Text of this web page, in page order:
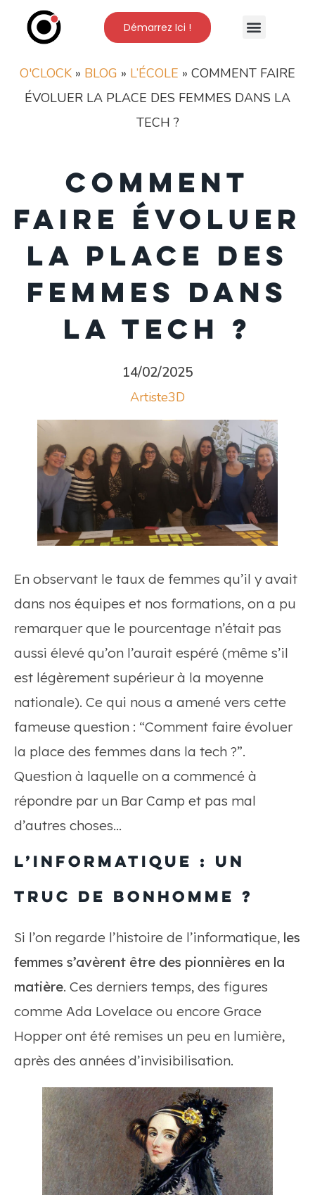
Démarrez Ici !
O'CLOCK » BLOG » L’ÉCOLE » COMMENT FAIRE
ÉVOLUER LA PLACE DES FEMMES DANS LA
TECH ?
Comment
faire évoluer
la place des
femmes dans
la tech ?
14/02/2025
Artiste3D
En observant le taux de femmes qu’il y avait
dans nos équipes et nos formations, on a pu
remarquer que le pourcentage n’était pas
aussi élevé qu’on l’aurait espéré (même s’il
est légèrement supérieur à la moyenne
nationale). Ce qui nous a amené vers cette
fameuse question : “Comment faire évoluer
la place des femmes dans la tech ?”.
Question à laquelle on a commencé à
répondre par un Bar Camp et pas mal
d’autres choses…
L’informatique : un
truc de bonhomme ?
Si l’on regarde l’histoire de l’informatique, les
femmes s’avèrent être des pionnières en la
matière. Ces derniers temps, des figures
comme Ada Lovelace ou encore Grace
Hopper ont été remises un peu en lumière,
après des années d’invisibilisation.